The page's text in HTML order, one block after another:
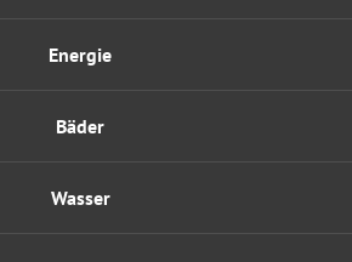
Energie
Wasser
Bäder